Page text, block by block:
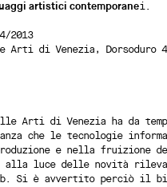
artistici contemporanei.
2013
Arti di Venezia, Dorsoduro
Arti di Venezia ha da
che le tecnologie
e nella fruizione
alla luce delle novità
Si è avvertito perciò il